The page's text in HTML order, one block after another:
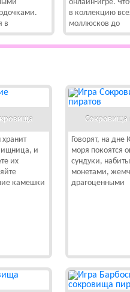
в
онлайн-игре.
в коллекцию
моллюсков до
и
их
камешки
Сокровища
Говорят, на дне
моря покоятся
сундуки,
монетами,
драгоценными